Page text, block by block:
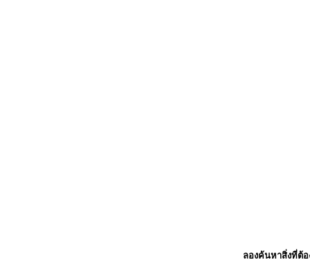
ลองค้นหาสิ่งที่ต้อ